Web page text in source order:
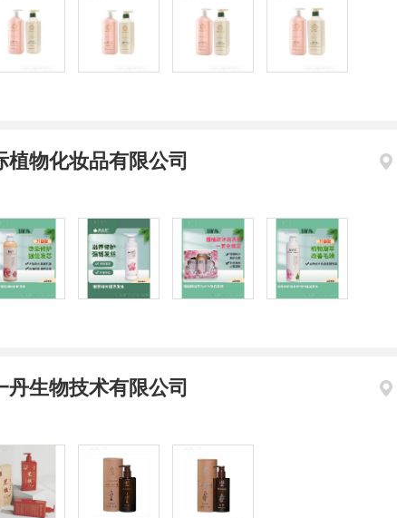
植物化妆品有限公司
丹生物技术有限公司